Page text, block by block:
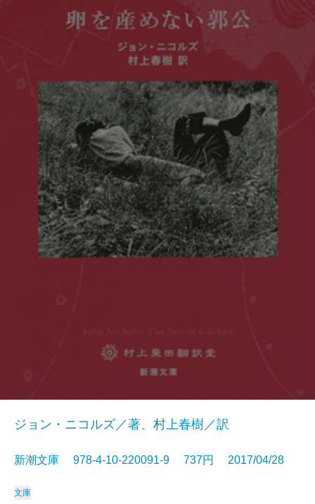
ジョン・ニコルズ／著、村上春樹／訳
新潮文庫 978-4-10-220091-9 737円 2017/04/28
文庫